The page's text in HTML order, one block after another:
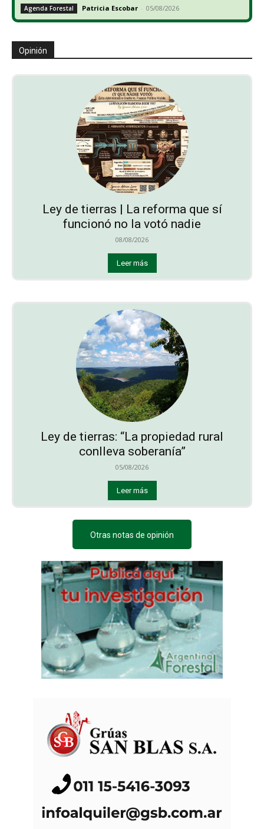
Agenda Forestal Patricia Escobar - 05/08/2026
Opinión
Ley de tierras | La reforma que sí
funcionó no la votó nadie
08/08/2026
Leer más
Ley de tierras: “La propiedad rural
conlleva soberanía”
05/08/2026
Leer más
Otras notas de opinión